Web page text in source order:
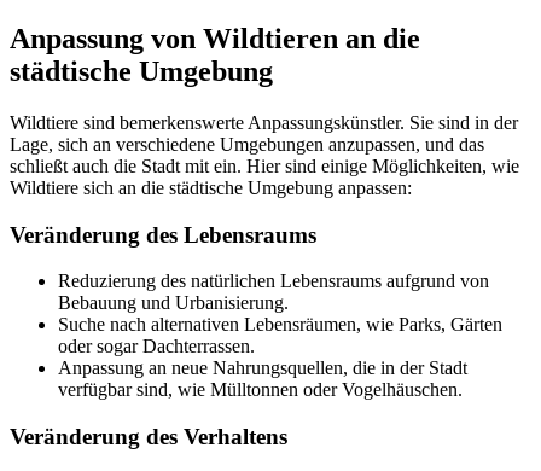
Anpassung von Wildtieren an die
städtische Umgebung
Wildtiere sind bemerkenswerte Anpassungskünstler. Sie sind in der
Lage, sich an verschiedene Umgebungen anzupassen, und das
schließt auch die Stadt mit ein. Hier sind einige Möglichkeiten, wie
Wildtiere sich an die städtische Umgebung anpassen:
Veränderung des Lebensraums
Reduzierung des natürlichen Lebensraums aufgrund von
Bebauung und Urbanisierung.
Suche nach alternativen Lebensräumen, wie Parks, Gärten
oder sogar Dachterrassen.
Anpassung an neue Nahrungsquellen, die in der Stadt
verfügbar sind, wie Mülltonnen oder Vogelhäuschen.
Veränderung des Verhaltens